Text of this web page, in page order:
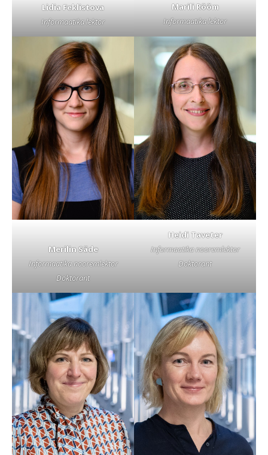
Lidia Feklistova
Informaatika lektor
Marili Rõõm
Informaatika lektor
Merilin Säde
Informaatika nooremlektor
Doktorant
Heidi Taveter
Informaatika nooremlektor
Doktorant